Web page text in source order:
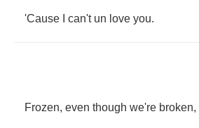
'Cause can't un love you.
Frozen, even though we're broken,